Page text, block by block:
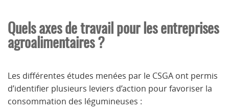
Quels axes de travail pour les entreprises
agroalimentaires ?
Les différentes études menées par le CSGA ont permis
d’identifier plusieurs leviers d’action pour favoriser la
consommation des légumineuses :